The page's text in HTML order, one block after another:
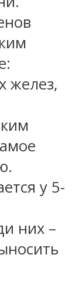
желез,
у 5-
них –